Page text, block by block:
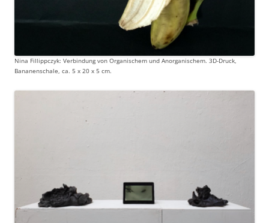
Nina Fillippczyk: Verbindung von Organischem und Anorganischem. 3D-Druck,
Bananenschale, ca. 5 x 20 x 5 cm.